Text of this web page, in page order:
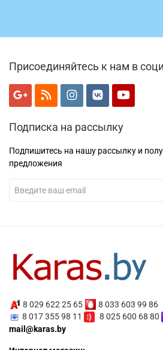
Присоединяйтесь к нам в
Подписка на рассылку
Подпишитесь на нашу рассылку и
предложения
8 029 622 25 65
8 033 603 99 86
8 017 355 98 11
8 025 600 68 80
mail@karas.by